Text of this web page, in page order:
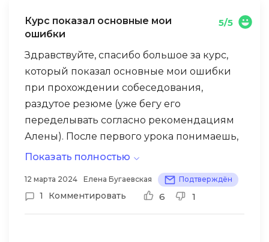
Курс показал основные мои
ошибки
5/5
Здравствуйте, спасибо большое за курс,
который показал основные мои ошибки
при прохождении собеседования,
раздутое резюме (уже бегу его
переделывать согласно рекомендациям
Алены). После первого урока понимаешь,
что ты не одна, которая пытается понять
мотивирует пример Алены. Все возможно,
главное найти опору в себе и своих
компетенциях 🙂
Показать полностью
12 марта 2024 Елена Бугаевская Подтверждён
1 Комментировать 6 1